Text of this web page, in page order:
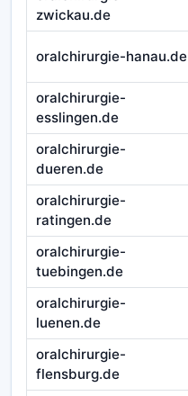
zwickau.de
oralchirurgie-hanau.de
oralchirurgie-
esslingen.de
oralchirurgie-
dueren.de
oralchirurgie-
ratingen.de
oralchirurgie-
tuebingen.de
oralchirurgie-
luenen.de
oralchirurgie-
flensburg.de